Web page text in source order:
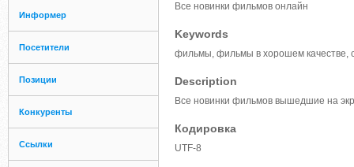
Информер
Посетители
Позиции
Конкуренты
Ссылки
Все новинки фильмов онлайн
Keywords
фильмы, фильмы в хорошем качестве,
Description
Все новинки фильмов вышедшие на
Кодировка
UTF-8